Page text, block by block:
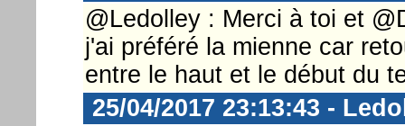
@Ledolley : Merci à toi et
j'ai préféré la mienne car
entre le haut et le début du
25/04/2017 23:13:43 -